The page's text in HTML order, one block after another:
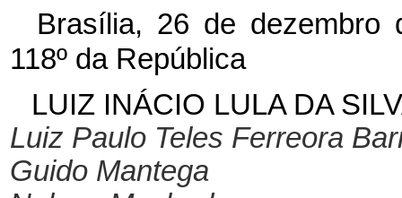
Brasília, 26 de dezembro
118º da República
LUIZ INÁCIO LULA DA
Luiz Paulo Teles Ferreora
Guido Mantega